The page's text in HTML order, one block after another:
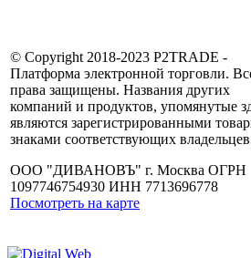
© Copyright 2018-2023 P2TRADE -
Платформа электронной торговли.
права защищены. Названия других
компаний и продуктов, упомянутые
являются зарегистрированными
знаками соответствующих
ООО "ДИВАНОВЪ" г. Москва ОГРН
1097746754930 ИНН 7713696778
Посмотреть на карте